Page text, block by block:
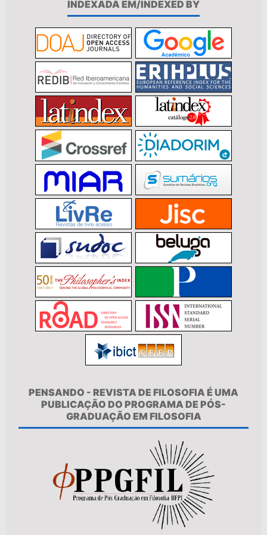
INDEXADA EM/INDEXED BY
PENSANDO - REVISTA DE FILOSOFIA É UMA
PUBLICAÇÃO DO PROGRAMA DE PÓS-
GRADUAÇÃO EM FILOSOFIA